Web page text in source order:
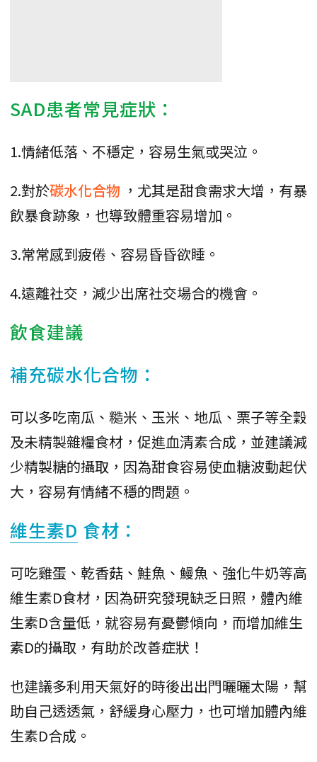
SAD患者常見症狀：
1.情緒低落、不穩定，容易生氣或哭泣。
2.對於碳水化合物 ，尤其是甜食需求大增，有暴
飲暴食跡象，也導致體重容易增加。
3.常常感到疲倦、容易昏昏欲睡。
4.遠離社交，減少出席社交場合的機會。
飲食建議
補充碳水化合物：
可以多吃南瓜、糙米、玉米、地瓜、栗子等全穀
及未精製雜糧食材，促進血清素合成，並建議減
少精製糖的攝取，因為甜食容易使血糖波動起伏
大，容易有情緒不穩的問題。
維生素D 食材：
可吃雞蛋、乾香菇、鮭魚、鰻魚、強化牛奶等高
維生素D食材，因為研究發現缺乏日照，體內維
生素D含量低，就容易有憂鬱傾向，而增加維生
素D的攝取，有助於改善症狀！
也建議多利用天氣好的時後出出門曬曬太陽，幫
助自己透透氣，舒緩身心壓力，也可增加體內維
生素D合成。